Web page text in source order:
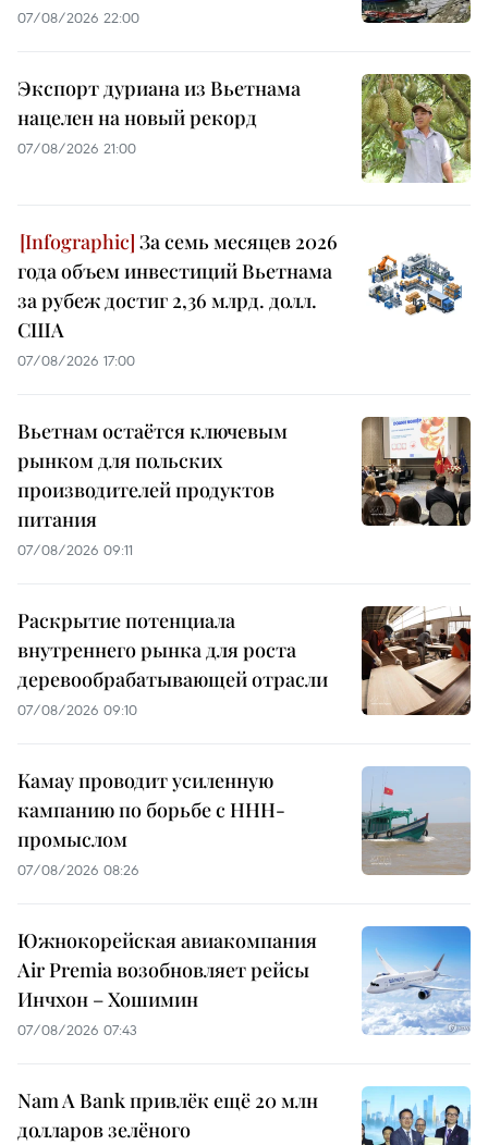
07/08/2026 22:00
Экспорт дуриана из Вьетнама
нацелен на новый рекорд
07/08/2026 21:00
За семь месяцев 2026
года объем инвестиций Вьетнама
за рубеж достиг 2,36 млрд. долл.
США
07/08/2026 17:00
Вьетнам остаётся ключевым
рынком для польских
производителей продуктов
питания
07/08/2026 09:11
Раскрытие потенциала
внутреннего рынка для роста
деревообрабатывающей отрасли
07/08/2026 09:10
Камау проводит усиленную
кампанию по борьбе с ННН-
промыслом
07/08/2026 08:26
Южнокорейская авиакомпания
Air Premia возобновляет рейсы
Инчхон – Хошимин
07/08/2026 07:43
Nam A Bank привлёк ещё 20 млн
долларов зелёного